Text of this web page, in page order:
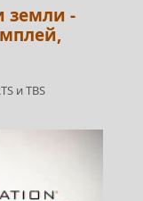
земли -
и TBS